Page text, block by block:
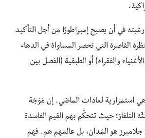
في أن يصبح إمبراطورًا من أجل التأكيد
القاصرة التي تحصر المساواة في الدهاء
والفقراء) أو الطبقية (الفصل بين
استمرارية لعادات الماضي. إن مَوْجَة
التلفاز؛ حيث تتحكَّم بهم القيم الفاسدة
هو المُدان، بل عالمهم هم. فهم